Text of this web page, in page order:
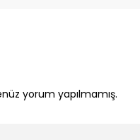
yorum yapılmamış.